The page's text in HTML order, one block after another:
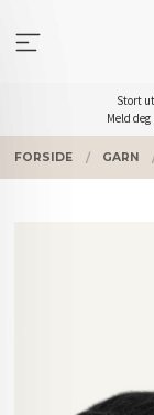
innholdet
Stort
Meld
FORSIDE GARN